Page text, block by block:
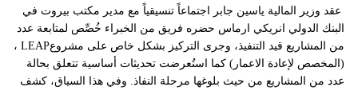
وسفر
ديكور
أخبار
عقد وزير المالية ياسين جابر اجتماعاً تنسيقياً مع مدير مكتب بيروت في
البنك الدولي انريكي ارماس حضره فريق من الخبراء خُصِّص لمتابعة عدد
من المشاريع قيد التنفيذ، وجرى التركيز بشكل خاص على مشروعLEAP ،
(المخصص لإعادة الاعمار) كما استُعرضت تحديثات أساسية تتعلق بحالة
عدد من المشاريع من حيث بلوغها مرحلة النفاذ. وفي هذا السياق، كشف